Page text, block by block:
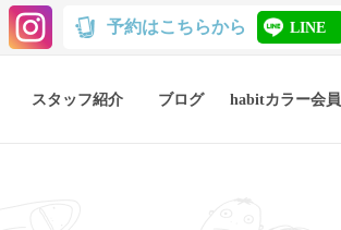
予約はこちらから LINE
スタッフ紹介 ブログ habitカラー会員